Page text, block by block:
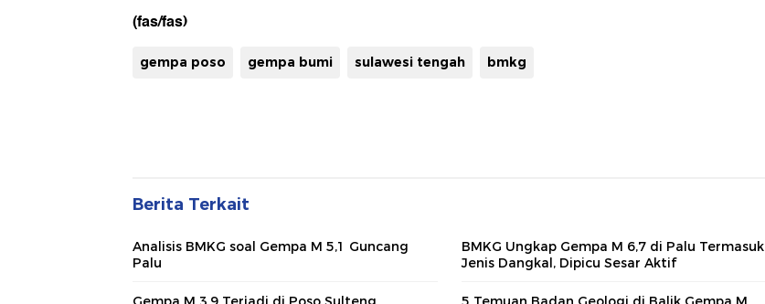
(fas/fas)
gempa poso gempa bumi sulawesi tengah bmkg
Berita Terkait
Analisis BMKG soal Gempa M 5,1 Guncang
Palu
BMKG Ungkap Gempa M 6,7 di Palu Termasuk
Jenis Dangkal, Dipicu Sesar Aktif